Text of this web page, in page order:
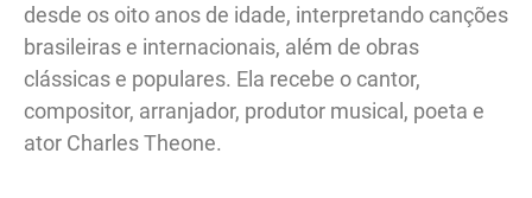
desde os oito anos de idade, interpretando canções
brasileiras e internacionais, além de obras
clássicas e populares. Ela recebe o cantor,
compositor, arranjador, produtor musical, poeta e
ator Charles Theone.